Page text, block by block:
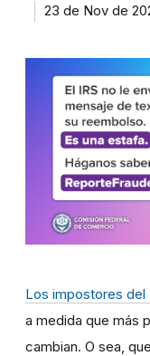
23 de Nov de
Los impostores del
a medida que más
cambian. O sea,